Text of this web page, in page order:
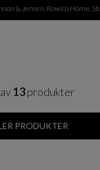
& Jensen, Rowico Home,
13produkter
PRODUKTER